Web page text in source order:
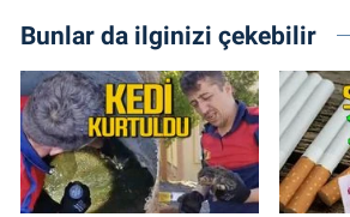
Bunlar da ilginizi çekebilir